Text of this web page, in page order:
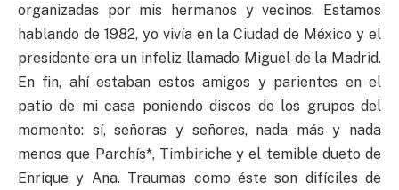
organizadas por mis hermanos y vecinos. Estamos
hablando de 1982, yo vivía en la Ciudad de México y el
presidente era un infeliz llamado Miguel de la Madrid.
En fin, ahí estaban estos amigos y parientes en el
patio de mi casa poniendo discos de los grupos del
momento: sí, señoras y señores, nada más y nada
menos que Parchís*, Timbiriche y el temible dueto de
Enrique y Ana. Traumas como éste son difíciles de